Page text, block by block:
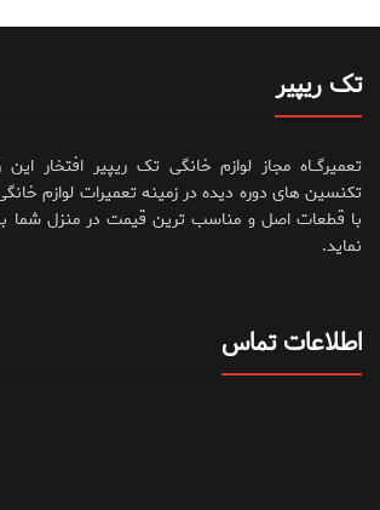
تک ریپیر
تعمیرگــاه مجاز لوازم خانگی تک ریپیر افتخار
تکنسین های دوره دیده در زمینه تعمیرات لوازم
با قطعات اصل و مناسب ترین قیمت در منزل شما
نماید.
اطلاعات تماس